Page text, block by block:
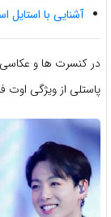
آشنایی با استایل
در کنسرت ها و
پاستلی از ویژگی